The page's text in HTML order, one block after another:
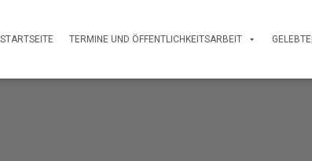
STARTSEITE TERMINE UND ÖFFENTLICHKEITSARBEIT